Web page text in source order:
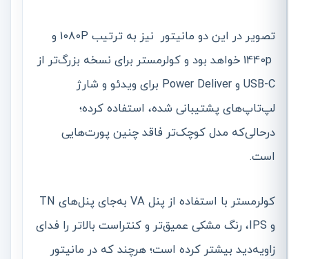
تصویر در این دو مانیتور نیز به ترتیب 1080P و
1440p خواهد بود و کولرمستر برای نسخه بزرگ‌تر از
USB-C و Power Deliver برای ویدئو و شارژ
لپ‌تاپ‌های پشتیبانی شده، استفاده کرده؛
درحالی‌که مدل کوچک‌تر فاقد چنین پورت‌هایی
است.
کولرمستر با استفاده از پنل VA به‌جای پنل‌های TN
و IPS، رنگ مشکی عمیق‌تر و کنتراست بالاتر را فدای
زاویه‌دید بیشتر کرده است؛ هرچند که در مانیتور